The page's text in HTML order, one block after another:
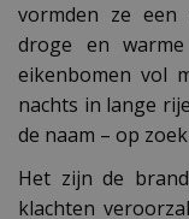
vormden ze
droge en
eikenbomen vol
nachts in lange
de naam – op
Het zijn de
klachten